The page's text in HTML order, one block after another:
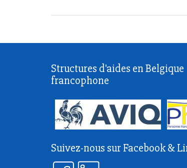
Structures d'aides en Belgique
francophone
Suivez-nous sur Facebook &